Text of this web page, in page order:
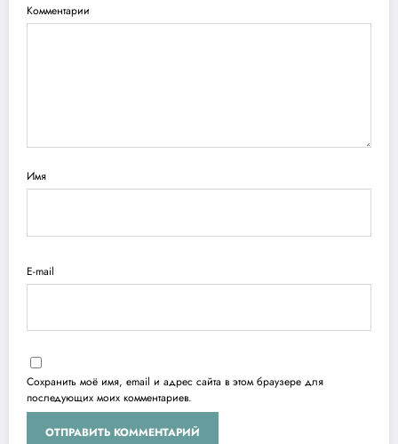
Комментарии
Имя
E-mail
Сохранить моё имя, email и адрес сайта в этом браузере для
последующих моих комментариев.